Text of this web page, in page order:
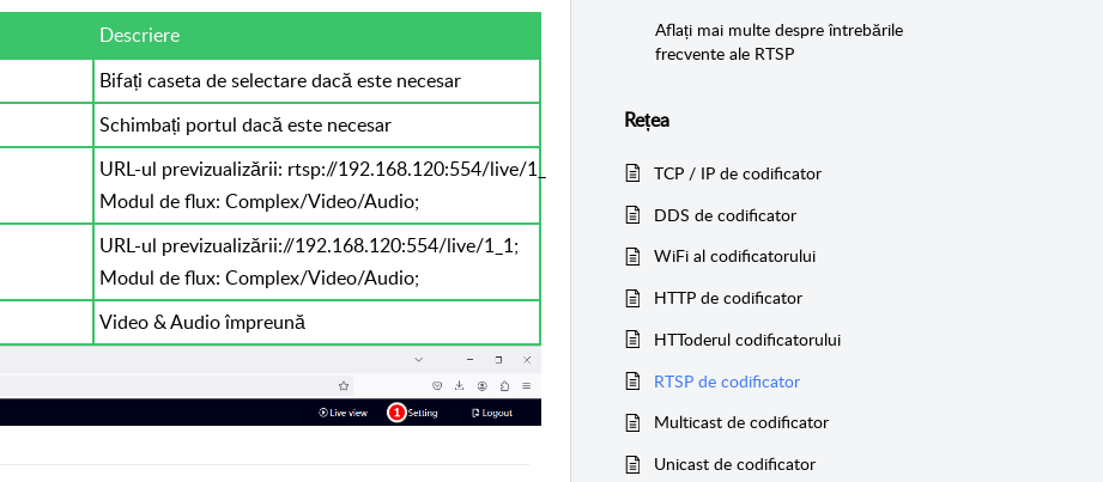
Descriere
Bifați caseta de selectare dacă este necesar
Schimbați portul dacă este necesar
URL-ul previzualizării: rtsp://192.168.120:554/live/1_0;
Modul de flux: Complex/Video/Audio;
URL-ul previzualizării://192.168.120:554/live/1_1;
Modul de flux: Complex/Video/Audio;
Video & Audio împreună
Aflați mai multe despre întrebările
frecvente ale RTSP
Rețea
TCP / IP de codificator
DDS de codificator
WiFi al codificatorului
HTTP de codificator
HTToderul codificatorului
RTSP de codificator
Multicast de codificator
Unicast de codificator